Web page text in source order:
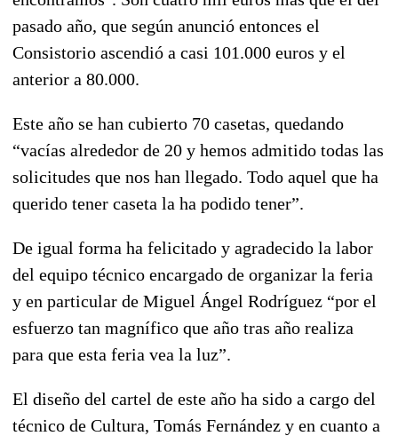
pasado año, que según anunció entonces el
Consistorio ascendió a casi 101.000 euros y el
anterior a 80.000.
Este año se han cubierto 70 casetas, quedando
“vacías alrededor de 20 y hemos admitido todas las
solicitudes que nos han llegado. Todo aquel que ha
querido tener caseta la ha podido tener”.
De igual forma ha felicitado y agradecido la labor
del equipo técnico encargado de organizar la feria
y en particular de Miguel Ángel Rodríguez “por el
esfuerzo tan magnífico que año tras año realiza
para que esta feria vea la luz”.
El diseño del cartel de este año ha sido a cargo del
técnico de Cultura, Tomás Fernández y en cuanto a